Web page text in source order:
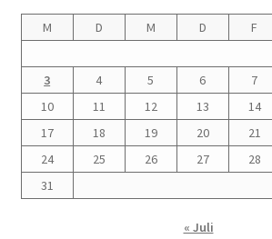
Kleine Geschichte der
Künstler Wohnungsmarkt
Dies und Das
Dies und Das
Ihre Wünsche und Anregungen
M D M D F
3
4 5 6 7
10
11 12 13 14
17
18 19 20 21
24
25 26 27 28
31
« Juli